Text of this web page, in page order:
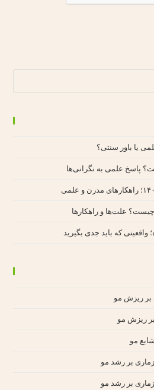
یا باور سنتی؟
پاسخ علمی به نگرانی‌ها
علت‌ها و راهکارها
که باید جدی بگیرید
بر ریزش مو
بر ریزش مو
مو
بر رشد مو
بر رشد مو